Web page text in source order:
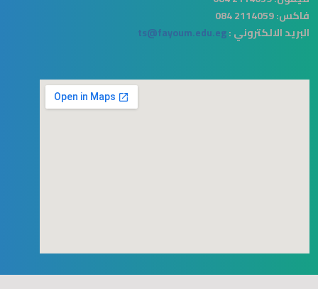
فاكس:
البريد الالكتروني :ts@fayoum.edu.eg
free goggle map